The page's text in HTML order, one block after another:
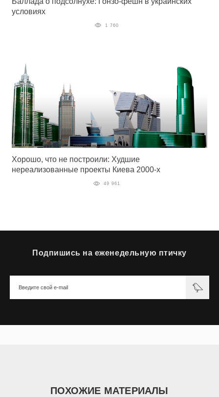
условиях
1 760
Хорошо, что не построили: Худшие
нереализованные проекты Киева 2000-х
49 961
Подпишись на еженедельную птичку
ПОХОЖИЕ МАТЕРИАЛЫ